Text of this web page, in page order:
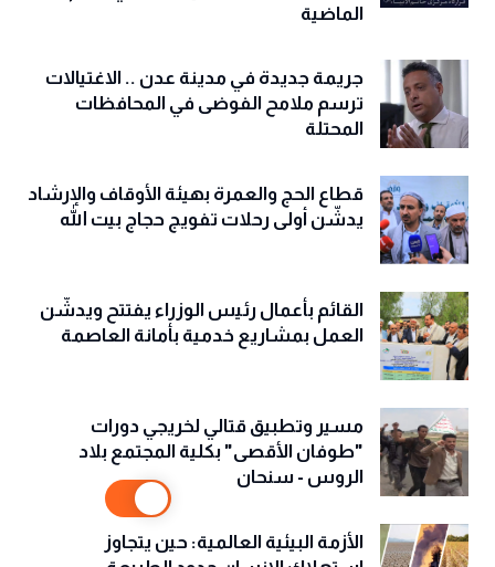
الماضية
جريمة جديدة في مدينة عدن .. الاغتيالات
ترسم ملامح الفوضى في المحافظات
المحتلة
قطاع الحج والعمرة بهيئة الأوقاف والإرشاد
يدشّن أولى رحلات تفويج حجاج بيت الله
القائم بأعمال رئيس الوزراء يفتتح ويدشّن
العمل بمشاريع خدمية بأمانة العاصمة
مسير وتطبيق قتالي لخريجي دورات
"طوفان الأقصى" بكلية المجتمع بلاد
الروس - سنحان
الأزمة البيئية العالمية: حين يتجاوز